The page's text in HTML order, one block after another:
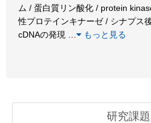
ム / 蛋白質リン酸化 / protein
性プロテインキナーゼ / シナプス
cDNAの発現
もっと見る
研究課題